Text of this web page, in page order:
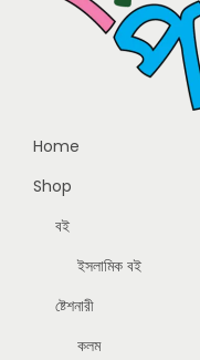
Home
Shop
বই
ইসলামিক বই
ষ্টেশনারী
কলম